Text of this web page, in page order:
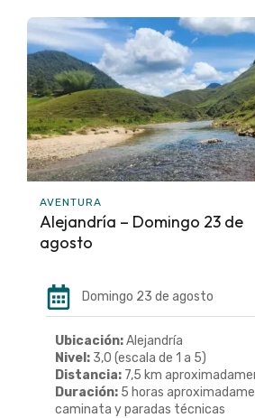
AVENTURA
Alejandría – Domingo 23 de
agosto
Domingo 23 de agosto
Ubicación:Alejandría
Nivel: 3,0 (escala de 1 a 5)
Distancia: 7,5 km
Duración: 5 horas
caminata y paradas técnicas